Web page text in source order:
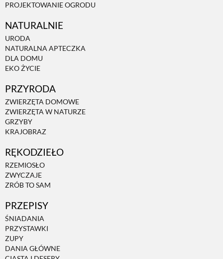
PROJEKTOWANIE OGRODU
NATURALNIE
URODA
NATURALNA APTECZKA
DLA DOMU
EKO ŻYCIE
PRZYRODA
ZWIERZĘTA DOMOWE
ZWIERZĘTA W NATURZE
GRZYBY
KRAJOBRAZ
RĘKODZIEŁO
RZEMIOSŁO
ZWYCZAJE
ZRÓB TO SAM
PRZEPISY
ŚNIADANIA
PRZYSTAWKI
ZUPY
DANIA GŁÓWNE